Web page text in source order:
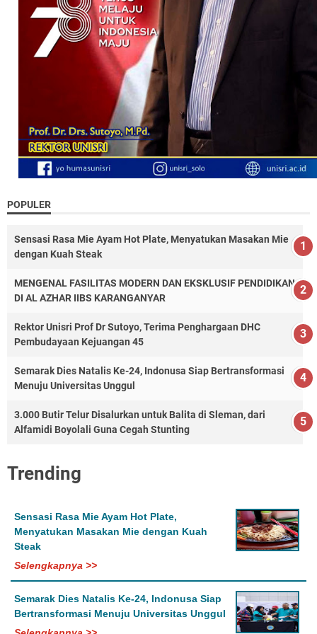
POPULER
Sensasi Rasa Mie Ayam Hot Plate, Menyatukan Masakan Mie
dengan Kuah Steak
MENGENAL FASILITAS MODERN DAN EKSKLUSIF PENDIDIKAN
DI AL AZHAR IIBS KARANGANYAR
Rektor Unisri Prof Dr Sutoyo, Terima Penghargaan DHC
Pembudayaan Kejuangan 45
Semarak Dies Natalis Ke-24, Indonusa Siap Bertransformasi
Menuju Universitas Unggul
3.000 Butir Telur Disalurkan untuk Balita di Sleman, dari
Alfamidi Boyolali Guna Cegah Stunting
Trending
Sensasi Rasa Mie Ayam Hot Plate,
Menyatukan Masakan Mie dengan Kuah
Steak
Selengkapnya >>
Semarak Dies Natalis Ke-24, Indonusa Siap
Bertransformasi Menuju Universitas Unggul